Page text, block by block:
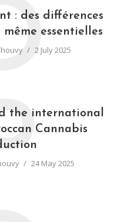
: des différences
essentielles
2 July 2025
the international
Cannabis
24 May 2025